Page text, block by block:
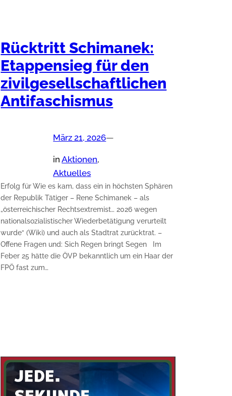
Rücktritt Schimanek:
Etappensieg für den
zivilgesellschaftlichen
Antifaschismus
März 21, 2026—
inAktionen
Aktuelles
Erfolg für Wie es kam, dass ein in höchsten Sphären
der Republik Tätiger – Rene Schimanek – als
„österreichischer Rechtsextremist… 2026 wegen
nationalsozialistischer Wiederbetätigung verurteilt
wurde“ (Wiki) und auch als Stadtrat zurücktrat. –
Offene Fragen und: Sich Regen bringt Segen Im
Feber 25 hätte die ÖVP bekanntlich um ein Haar der
FPÖ fast zum…